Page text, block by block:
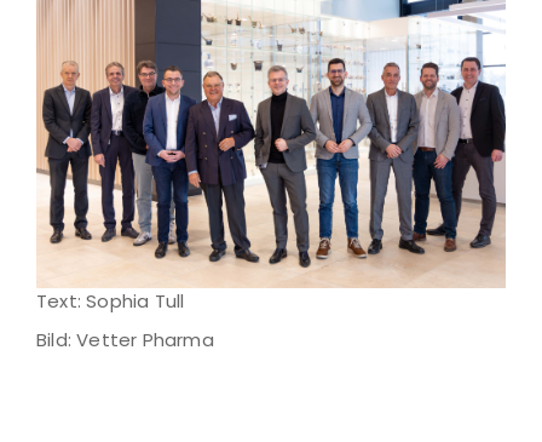
Text: Sophia Tull
Bild: Vetter Pharma